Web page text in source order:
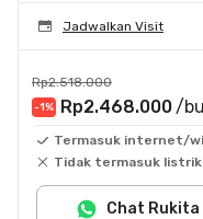
Jadwalkan Visit
Rp2.518.000
-1% Rp2.468.000 /
Termasuk internet/
Tidak termasuk listrik
Chat Rukita